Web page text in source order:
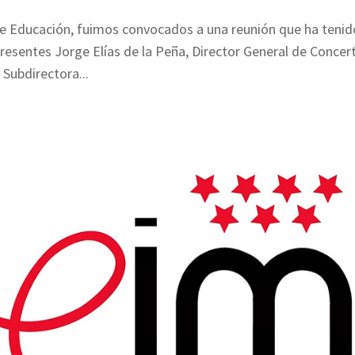
fuimos convocados a una reunión que ha
Jorge Elías de la Peña, Director General de